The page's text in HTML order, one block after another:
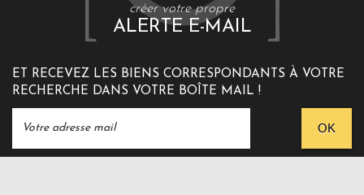
créer votre propre
ALERTE E-MAIL
ET RECEVEZ LES BIENS CORRESPONDANTS À VOTRE
RECHERCHE DANS VOTRE BOÎTE MAIL !
OK